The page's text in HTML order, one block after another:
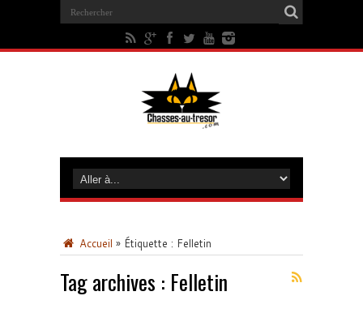
Accueil » Étiquette : Felletin
Tag archives : Felletin